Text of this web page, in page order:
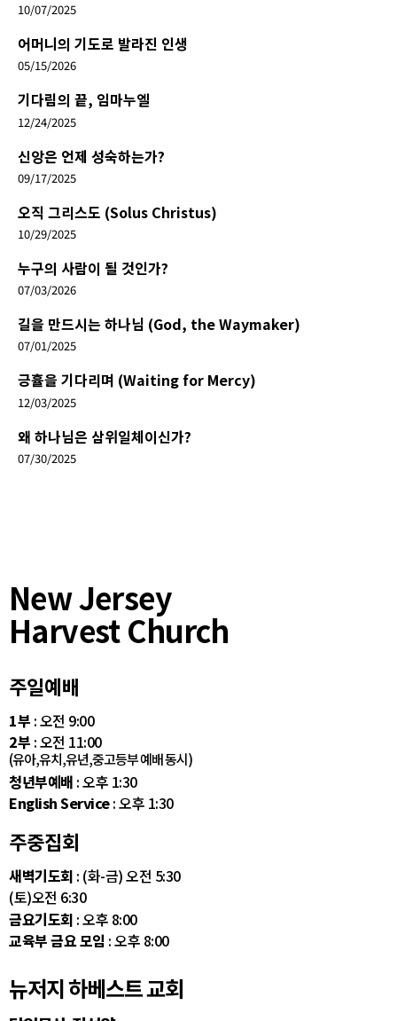
10/07/2025
어머니의 기도로 발라진 인생
05/15/2026
기다림의 끝, 임마누엘
12/24/2025
신앙은 언제 성숙하는가?
09/17/2025
오직 그리스도 (Solus Christus)
10/29/2025
누구의 사람이 될 것인가?
07/03/2026
길을 만드시는 하나님 (God, the Waymaker)
07/01/2025
긍휼을 기다리며 (Waiting for Mercy)
12/03/2025
왜 하나님은 삼위일체이신가?
07/30/2025
New Jersey
Harvest Church
주일예배
1부 : 오전 9:00
2부 : 오전 11:00
(유아,유치,유년,중고등부 예배 동시)
청년부예배 : 오후 1:30
English Service: 오후 1:30
주중집회
새벽기도회 : (화-금) 오전 5:30
(토)오전 6:30
금요기도회 : 오후 8:00
교육부 금요 모임 : 오후 8:00
뉴저지 하베스트 교회